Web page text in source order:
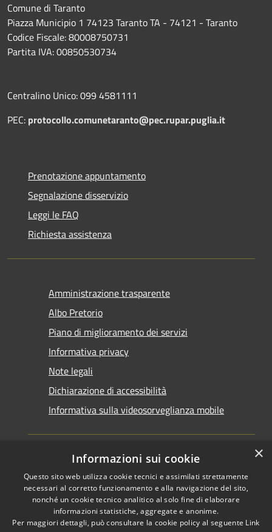
Comune di Taranto
Piazza Municipio 1 74123 Taranto TA - 74121 - Taranto
Codice Fiscale: 80008750731
Partita IVA: 00850530734
Centralino Unico: 099 4581111
PEC: protocollo.comunetaranto@pec.rupar.puglia.it
Prenotazione appuntamento
Segnalazione disservizio
Leggi le FAQ
Richiesta assistenza
Amministrazione trasparente
Albo Pretorio
Piano di miglioramento dei servizi
Informativa privacy
Note legali
Dichiarazione di accessibilità
Informativa sulla videosorveglianza mobile
RSS
Accessibilità
Copyright © 2026 • Comune di
Taranto • Powered by
Municipium•Accesso
×
Informazioni sui cookie
Questo sito web utilizza cookie tecnici e assimilati strettamente
necessari al corretto funzionamento e alla navigazione del sito,
nonché un cookie tecnico analitico al solo fine di elaborare
informazioni statistiche, aggregate e anonime.
Per maggiori dettagli, può consultare la cookie policy al seguente Link